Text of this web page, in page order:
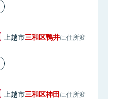
上越市三和区鴨井に住所変
上越市三和区神田に住所変